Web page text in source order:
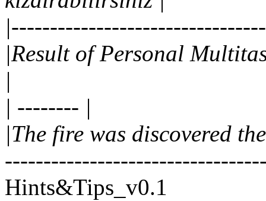
|Result of Personal
|
| -------- |
|The fire was discovered
Hints&Tips_v0.1